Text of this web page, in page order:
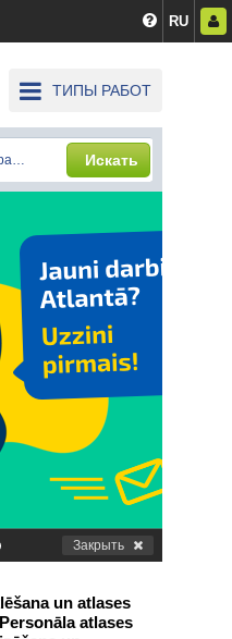
RU
ТИПЫ РАБОТ
Искать
Закрыть
un atlases
atlases